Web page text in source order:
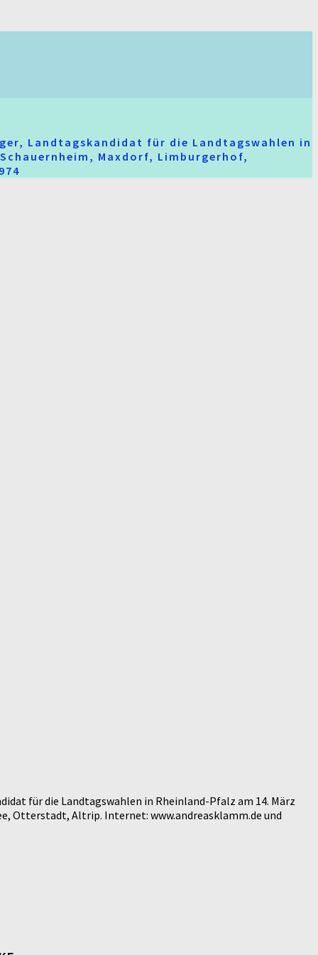
Landtagskandidat für die Landtagswahlen in
Maxdorf, Limburgerhof,
für die Landtagswahlen in Rheinland-Pfalz am 14. März
Otterstadt, Altrip. Internet: www.andreasklamm.de und